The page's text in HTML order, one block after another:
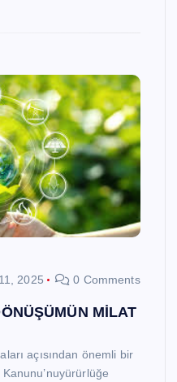
2025 0 Comments
MİLAT
açısından önemli bir